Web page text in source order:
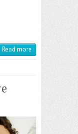
Read more